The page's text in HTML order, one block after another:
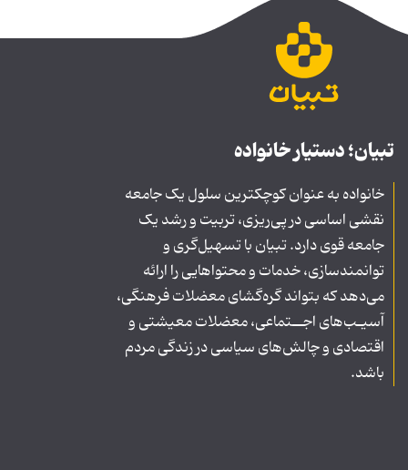
تبیان؛ دستیار خانواده
خانواده به عنوان کوچکترین سلول یک جامعه
نقشی اساسی در پی‌ریزی، تربیت و رشد یک
جامعه قوی دارد. تبیان با تسهیل‌گری و
توانمندسازی، خدمات و محتواهایی را ارائه
می‌دهد که بتواند گره‌گشای معضلات فرهنگی،
آسیـب‌های اجــتماعی، معضلات معیشتی و
اقتصادی و چالش‌های سیاسی در زندگی مردم
باشد.